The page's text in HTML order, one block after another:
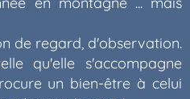
de regard, d'observation.
qu'elle s'accompagne
un bien-être à celui